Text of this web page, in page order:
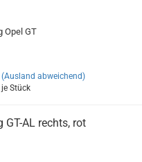
Opel GT
(Ausland abweichend)
je Stück
GT-AL rechts, rot